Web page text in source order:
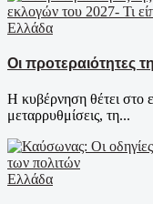
Ελλάδα
Οι προτεραιότητες
Η κυβέρνηση θέτει στο
μεταρρυθμίσεις, τη...
Ελλάδα